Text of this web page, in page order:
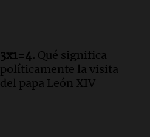
3x1=4. Qué significa
políticamente la visita
del papa León XIV